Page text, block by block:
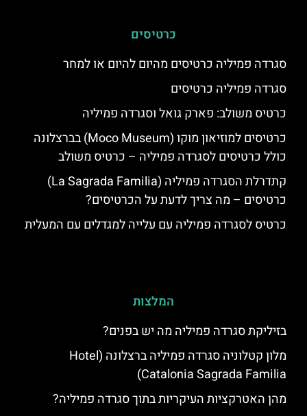
כרטיסים
סגרדה פמיליה כרטיסים מהיום להיום או למחר
סגרדה פמיליה כרטיסים
כרטיס משולב: פארק גואל וסגרדה פמיליה
כרטיסים למוזיאון מוקו (Moco Museum) בברצלונה
כולל כרטיסים לסגרדה פמיליה – כרטיס משולב
קתדרלת הסגרדה פמיליה (La Sagrada Familia)
כרטיסים – מה צריך לדעת על הכרטיסים?
כרטיס לסגרדה פמיליה עם עלייה למגדלים עם המעלית
המלצות
בזיליקת סגרדה פמיליה מה יש בפנים?
מלון קטלוניה סגרדה פמיליה ברצלונה (Hotel
Catalonia Sagrada Familia)
מהן האטרקציות העיקריות בתוך סגרדה פמיליה?